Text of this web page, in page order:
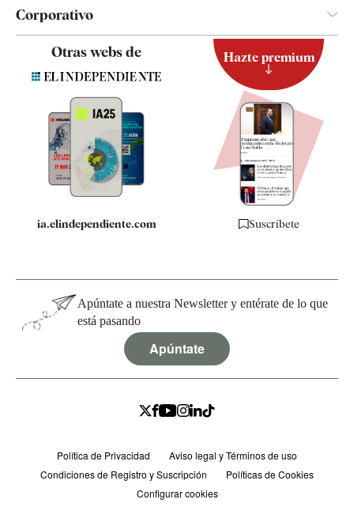
Corporativo
Quiénes somos
Especificaciones
Otras webs de
ia.elindependiente.com
Hazte premium
Suscríbete
Apúntate a nuestra Newsletter y entérate de lo que
está pasando
Apúntate
Política de Privacidad
Aviso legal y Términos de uso
Condiciones de Registro y Suscripción
Políticas de Cookies
Configurar cookies